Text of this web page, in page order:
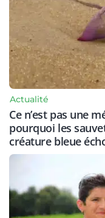
Actualité
Ce n’est pas une
pourquoi les
créature bleue